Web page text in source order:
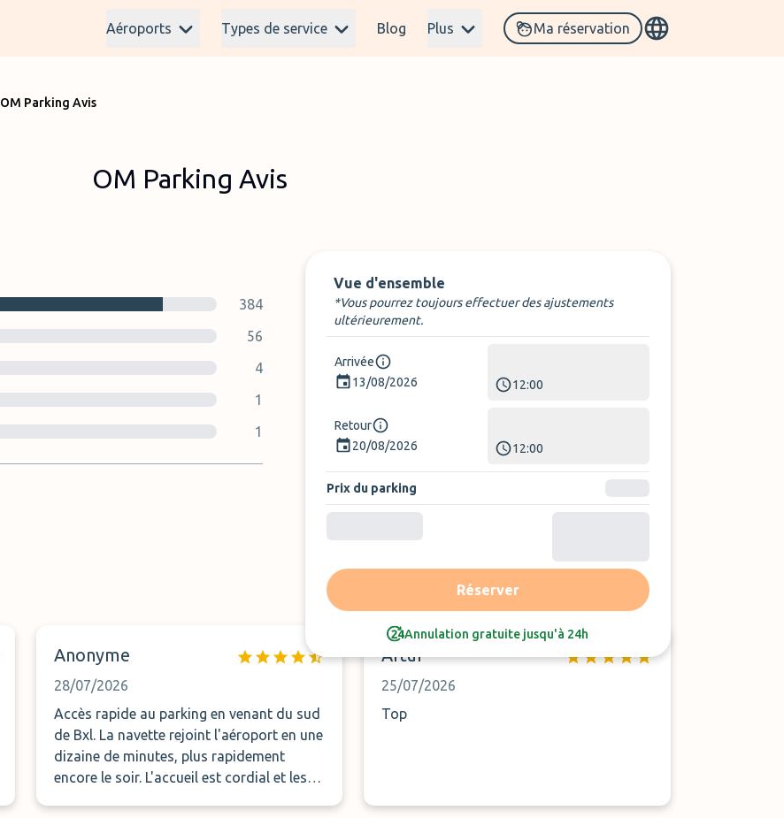
Aéroports Types de service Blog Plus Ma réservation
OM Parking Avis
OM Parking Avis
384
56
4
1
1
Vue d'ensemble
*Vous pourrez toujours effectuer des ajustements
ultérieurement.
Arrivée
13/08/2026
12:00
Retour
20/08/2026
12:00
Prix du parking
Réserver
Annulation gratuite jusqu'à 24h
Avis le plus récent
Anonyme
28/07/2026
Accès rapide au parking en venant du sud
de Bxl. La navette rejoint l'aéroport en une
dizaine de minutes, plus rapidement
encore le soir. L'accueil est cordial et les
Artur
25/07/2026
Top